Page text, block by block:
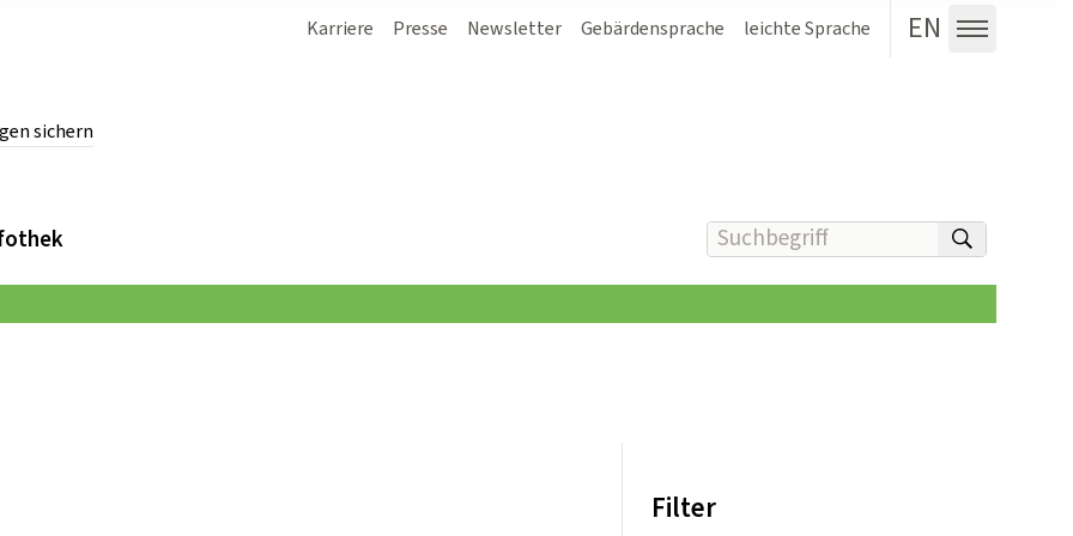
sichern
Karriere Presse Newsletter Gebärdensprache leichte Sprache EN
Menü
Suchbegriff(e) eingeben
Filter